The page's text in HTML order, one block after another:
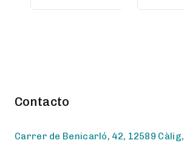
Contacto
Carrer de Benicarló, 42, 12589 Càlig,